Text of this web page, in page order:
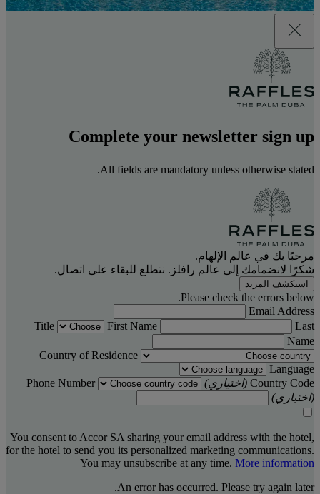
Complete your newsletter sign up
All fields are mandatory unless otherwise stated.
مرحبًا بك في عالم الإلهام.
شكرًا لانضمامك إلى عالم رافلز. نتطلع للبقاء على اتصال.
استكشف المزيد
Please check the errors below.
Email Address
Title
First Name
Last
Name
Country of Residence
Language
Country Code (اختياري)
Phone Number
(اختياري)
You consent to Accor SA sharing your email address with the hotel,
for the hotel to send you its personalized marketing communications.
You may unsubscribe at any time. More information
An error has occurred. Please try again later.